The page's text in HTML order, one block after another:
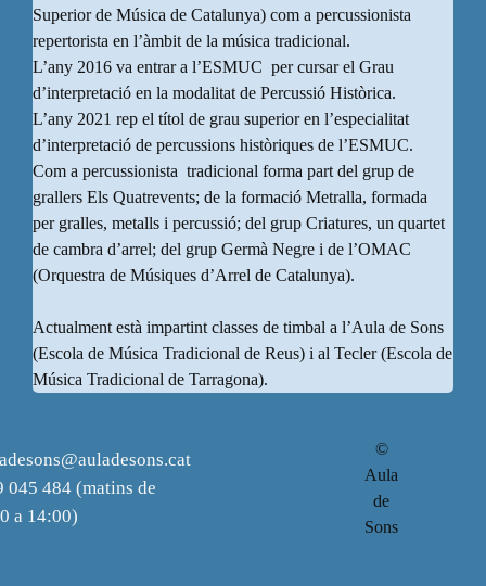
Superior de Música de Catalunya) com a percussionista
repertorista en l’àmbit de la música tradicional.
L’any 2016 va entrar a l’ESMUC per cursar el Grau
d’interpretació en la modalitat de Percussió Històrica.
L’any 2021 rep el títol de grau superior en l’especialitat
d’interpretació de percussions històriques de l’ESMUC.
Com a percussionista tradicional forma part del grup de
grallers Els Quatrevents; de la formació Metralla, formada
per gralles, metalls i percussió; del grup Criatures, un quartet
de cambra d’arrel; del grup Germà Negre i de l’OMAC
(Orquestra de Músiques d’Arrel de Catalunya).
Actualment està impartint classes de timbal a l’Aula de Sons
(Escola de Música Tradicional de Reus) i al Tecler (Escola de
Música Tradicional de Tarragona).
045 484 (matins de
a 14:00)
©
Aula
de
Sons